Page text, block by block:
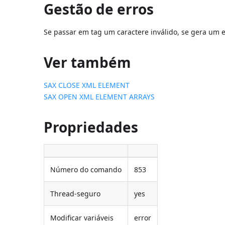
Gestão de erros
Se passar em tag um caractere inválido, se gera um
Ver também
SAX CLOSE XML ELEMENT
SAX OPEN XML ELEMENT ARRAYS
Propriedades
Número do comando 853
Thread-seguro yes
Modificar variáveis error